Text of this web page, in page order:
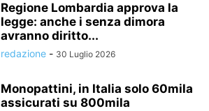
Regione Lombardia approva la
legge: anche i senza dimora
avranno diritto...
redazione - 30 Luglio 2026
Monopattini, in Italia solo 60mila
assicurati su 800mila